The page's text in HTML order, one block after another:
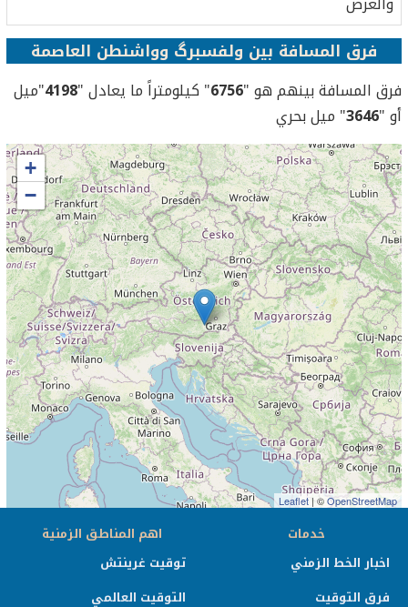
فرق المسافة بين ولفسبرگ وواشنطن العاصمة
فرق المسافة بينهم هو "6756" كيلومتراً ما يعادل "4198"ميل
أو "3646" ميل بحري
+
−
Leaflet | ©OpenStreetMap
خدمات
اخبار الخط الزمني
فرق التوقيت
اهم المناطق الزمنية
توقيت غرينتش
التوقيت العالمي